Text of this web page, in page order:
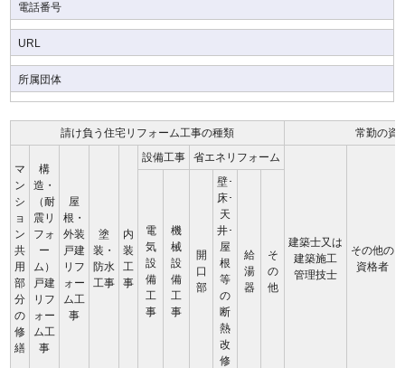
電話番号
URL
所属団体
請け負う住宅リフォーム工事の種類 常勤の資
マ
ン
シ
ョ
ン
共
用
部
分
の
修
繕
構
造・
（耐
震リ
フォ
ー
ム）
戸建
リフ
ォー
ム工
事
屋
根・
外装
戸建
リフ
ォー
ム工
事
塗
装・
防水
工事
内
装
工
事
設備工事 省エネリフォーム
建築士又は
建築施工
管理技士
その他の
資格者
電
気
設
備
工
事
機
械
設
備
工
事
開
口
部
壁･
床･
天
井･
屋
根
等
の
断
熱
改
修
給
湯
器
そ
の
他